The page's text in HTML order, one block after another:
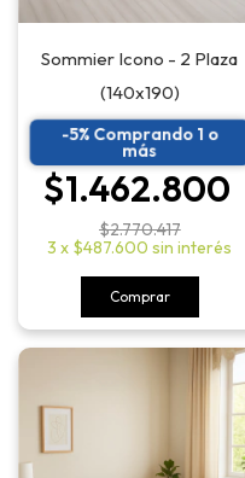
Sommier Icono - 2 Plaza
(140x190)
-5% Comprando 1 o
más
$1.462.800
$2.770.417
3 x $487.600 sin interés
Comprar